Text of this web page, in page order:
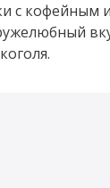
с кофейным